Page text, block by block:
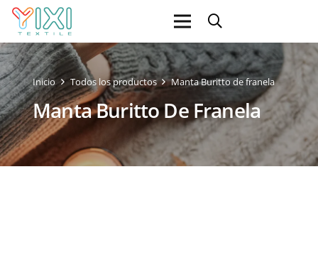
Inicio Todos los productos Manta Buritto de franela
Manta Buritto De Franela